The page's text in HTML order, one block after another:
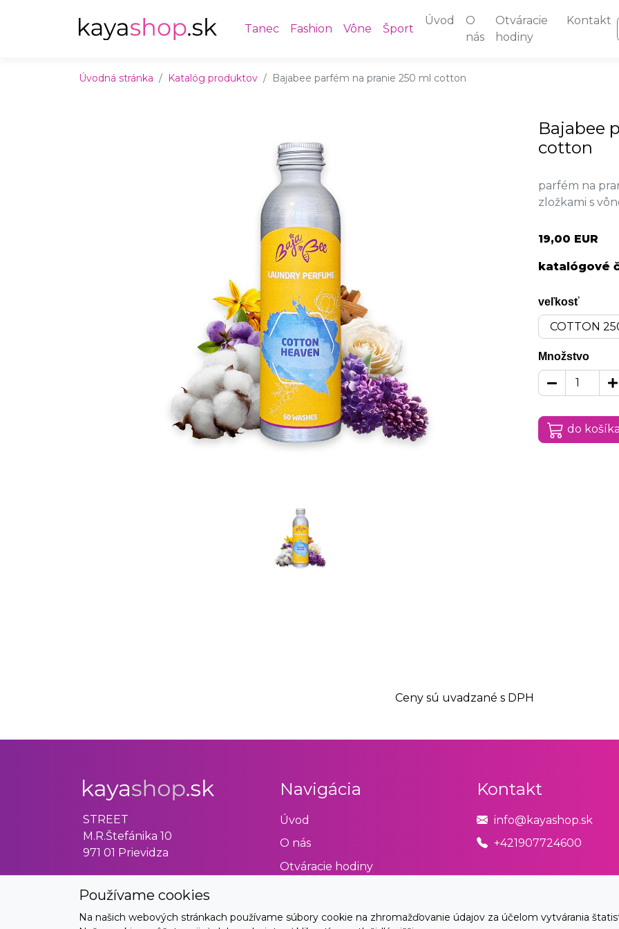
Tanec
Fashion Vône Šport
Úvod
O
nás
Otváracie
hodiny
Kontakt
Úvodná stránka Katalóg produktov Bajabee parfém na pranie 250 ml cotton
Bajabee
cotton
parfém na
zložkami s
19,00 EUR
katalógové
veľkosť
Množstvo
do
Ceny sú uvadzané s DPH
Používame cookies
Na našich webových stránkach používame súbory cookie na zhromažďovanie údajov za účelom vytvárania
STREET
M.R.Štefánika 10
971 01 Prievidza
Navigácia
Úvod
O nás
Otváracie hodiny
Odstúpiť od zmluvy tu
Kontakt
info@kayashop.sk
+421907724600